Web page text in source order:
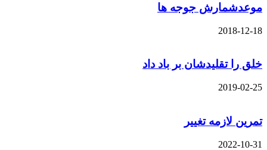
موعدشمارش جوجه ها
2018-12-18
خلق را تقلیدشان بر باد داد
2019-02-25
تمرین لازمه تغییر
2022-10-31